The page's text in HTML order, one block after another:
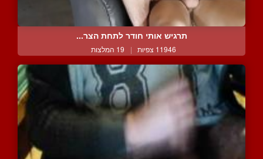
תרגיש אותי חודר לתחת הצר...
11946 צפיות | 19 המלצות